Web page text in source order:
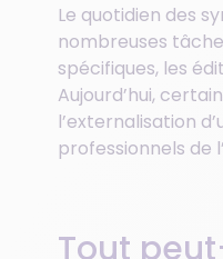
Le quotidien des
nombreuses
spécifiques, les
Aujourd’hui,
l’externalisation
professionnels de
Tout